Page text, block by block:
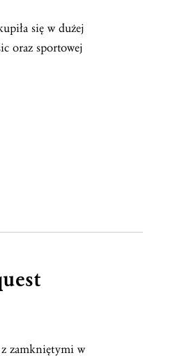
się w dużej
oraz sportowej
zamkniętymi w